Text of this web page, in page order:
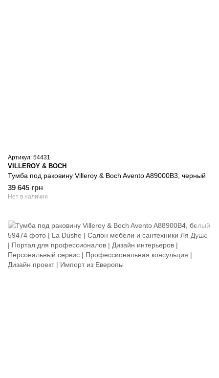
Артикул: 54431
VILLEROY & BOCH
Тумба под раковину Villeroy & Boch Avento A89000B3, черный
39 645 грн
Нет в наличии